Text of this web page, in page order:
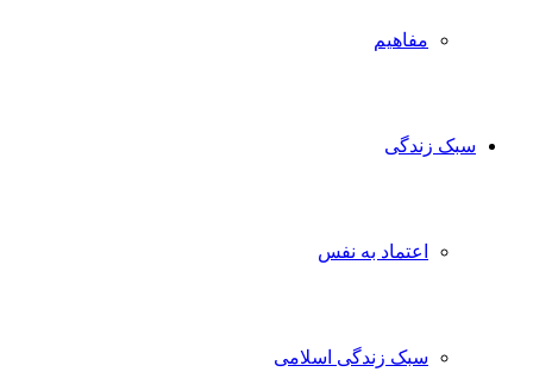
مفاهیم
سبک زندگی
اعتماد به نفس
سبک زندگی اسلامی